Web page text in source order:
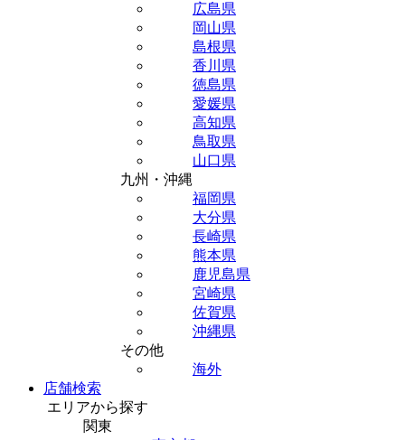
広島県
岡山県
島根県
香川県
徳島県
愛媛県
高知県
鳥取県
山口県
九州・沖縄
福岡県
大分県
長崎県
熊本県
鹿児島県
宮崎県
佐賀県
沖縄県
その他
海外
店舗検索
エリアから探す
関東